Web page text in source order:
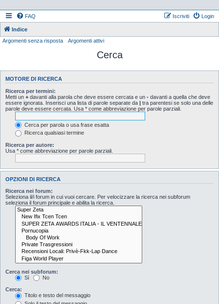
FAQ Login
Iscriviti
Indice
Argomenti senza risposta
Argomenti attivi
Cerca
MOTORE DI RICERCA
Ricerca per termini:
Metti un + davanti alla parola che deve essere cercata e un - davanti a quella che deve
essere ignorata. Inserisci una lista di parole separate da | tra parentesi se solo una delle
parole deve essere cercata. Usa * come abbreviazione per parole parziali.
Cerca per parola o usa frase esatta
Ricerca qualsiasi termine
Ricerca per autore:
Usa * come abbreviazione per parole parziali.
OPZIONI DI RICERCA
Ricerca nei forum:
Seleziona il/i forum in cui vuoi cercare. Per velocizzare la ricerca nei subforum
seleziona il forum principale e abilita la ricerca.
Cerca nei subforum:
Sì
No
Cerca:
Titolo e testo del messaggio